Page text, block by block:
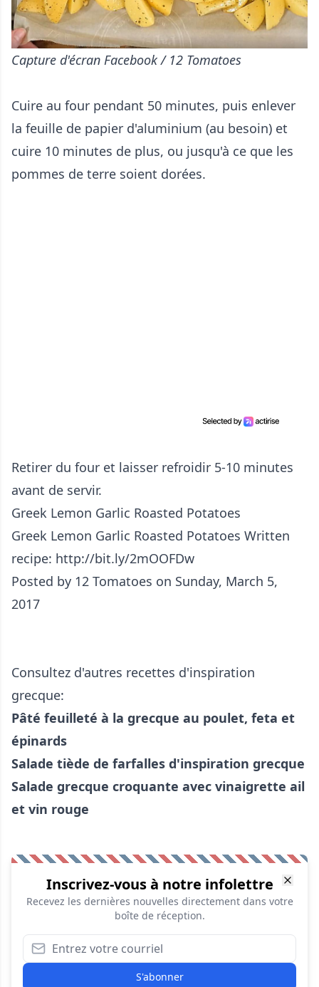
Capture d'écran Facebook / 12 Tomatoes
Cuire au four pendant 50 minutes, puis enlever
la feuille de papier d'aluminium (au besoin) et
cuire 10 minutes de plus, ou jusqu'à ce que les
pommes de terre soient dorées.
Retirer du four et laisser refroidir 5-10 minutes
avant de servir.
Greek Lemon Garlic Roasted Potatoes
Greek Lemon Garlic Roasted Potatoes Written
recipe: http://bit.ly/2mOOFDw
Posted by 12 Tomatoes on Sunday, March 5,
2017
Consultez d'autres recettes d'inspiration
grecque:
Pâté feuilleté à la grecque au poulet, feta et
épinards
Salade tiède de farfalles d'inspiration grecque
Salade grecque croquante avec vinaigrette ail
et vin rouge
Inscrivez-vous à notre infolettre
Recevez les dernières nouvelles directement dans votre
boîte de réception.
S'abonner